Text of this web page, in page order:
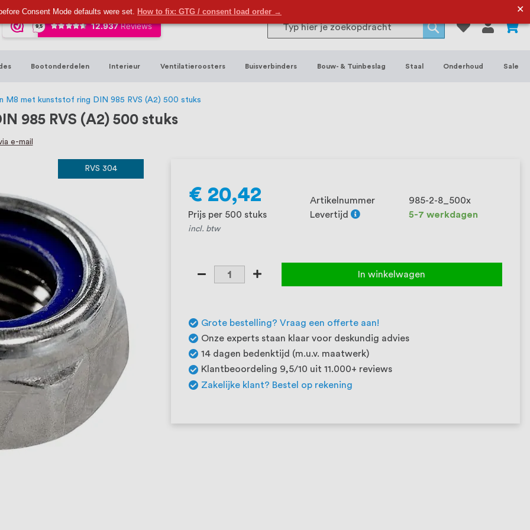
Consent Mode defaults were set. How to fix: GTG / consent load order → ✕
20 jaar ervaring in RVS producten voor binnen- en buitenhuis, waaronder
en bouwbeslag. In onze webshop vind je het grootste assortiment van
produceren, geheel volgens jouw specifieke wensen. Al sinds onze oprichting
we geloven dat een goede relatie met onze klanten het verschil maakt.
Search
Search
0
Bootonderdelen Interieur Ventilatieroosters Buisverbinders Bouw- & Tuinbeslag Staal Onderhoud Sale
M8 met kunststof ring DIN 985 RVS (A2) 500 stuks
985 RVS (A2) 500 stuks
e-mail
RVS 304
€ 20,42
Prijs per 500 stuks
incl. btw
Artikelnummer
985-2-8_500x
Levertijd
5-7 werkdagen
In winkelwagen
Grote bestelling? Vraag een offerte aan!
Onze experts staan klaar voor deskundig advies
14 dagen bedenktijd (m.u.v. maatwerk)
Klantbeoordeling 9,5/10 uit 11.000+ reviews
Zakelijke klant? Bestel op rekening